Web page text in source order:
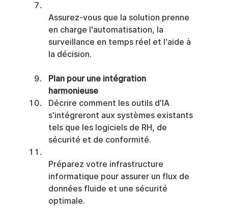
Assurez-vous que la solution prenne
en charge l'automatisation, la
surveillance en temps réel et l'aide à
la décision.
Plan pour une intégration
harmonieuse
Décrire comment les outils d'IA
s'intégreront aux systèmes existants
tels que les logiciels de RH, de
sécurité et de conformité.
Préparez votre infrastructure
informatique pour assurer un flux de
données fluide et une sécurité
optimale.